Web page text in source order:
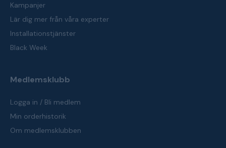
Kampanjer
Lär dig mer från våra experter
Installationstjänster
Black Week
Medlemsklubb
Logga in / Bli medlem
Min orderhistorik
Om medlemsklubben